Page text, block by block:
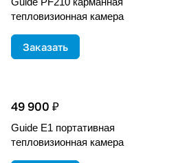
тепловизионная камера
Заказать
49 900 ₽
Guide E1 портативная
тепловизионная камера